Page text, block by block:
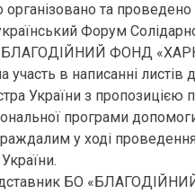
організовано та
Форум
ФОНД
участь в написанні листів
України з
програми
у ході
БО